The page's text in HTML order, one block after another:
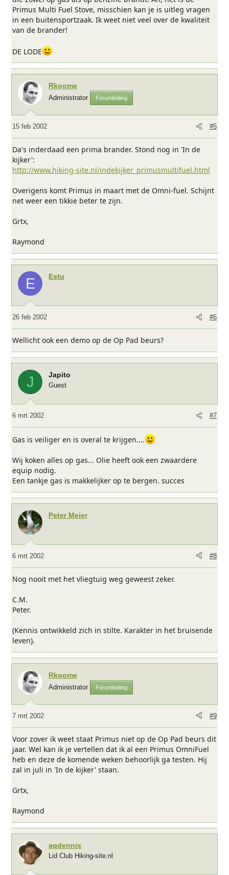
Primus Multi Fuel Stove, misschien kan je is uitleg vragen
in een buitensportzaak. Ik weet niet veel over de kwaliteit
van de brander!
DE LODE
Rkoome
Administrator Forumleiding
15 feb 2002 #5
Da's inderdaad een prima brander. Stond nog in 'In de
kijker':
http://www.hiking-site.nl/indekijker_primusmultifuel.html
Overigens komt Primus in maart met de Omni-fuel. Schijnt
net weer een tikkie beter te zijn.
Grtx,
Raymond
E Estu
26 feb 2002 #6
Wellicht ook een demo op de Op Pad beurs?
J Japito
Guest
6 mrt 2002 #7
Gas is veiliger en is overal te krijgen....
Wij koken alles op gas... Olie heeft ook een zwaardere
equip nodig.
Een tankje gas is makkelijker op te bergen. succes
Peter Meier
6 mrt 2002 #8
Nog nooit met het vliegtuig weg geweest zeker.
C.M.
Peter.
(Kennis ontwikkeld zich in stilte. Karakter in het bruisende
leven).
Rkoome
Administrator Forumleiding
7 mrt 2002 #9
Voor zover ik weet staat Primus niet op de Op Pad beurs dit
jaar. Wel kan ik je vertellen dat ik al een Primus OmniFuel
heb en deze de komende weken behoorlijk ga testen. Hij
zal in juli in 'In de kijker' staan.
Grtx,
Raymond
aqdennis
Lid Club Hiking-site.nl